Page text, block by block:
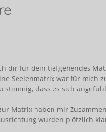
dir für dein tiefgehendes
Seelenmatrix war für mich
stimmig, dass es sich
Matrix haben mir
wurden plötzlich